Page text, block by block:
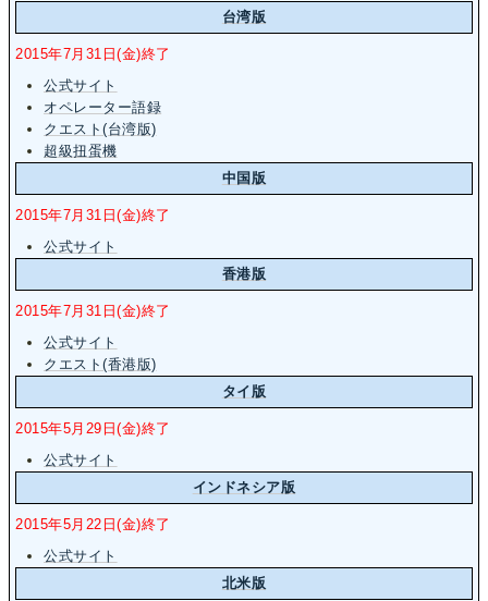
台湾版
2015年7月31日(金)終了
公式サイト
オペレーター語録
クエスト(台湾版)
超級扭蛋機
中国版
2015年7月31日(金)終了
公式サイト
香港版
2015年7月31日(金)終了
公式サイト
クエスト(香港版)
タイ版
2015年5月29日(金)終了
公式サイト
インドネシア版
2015年5月22日(金)終了
公式サイト
北米版